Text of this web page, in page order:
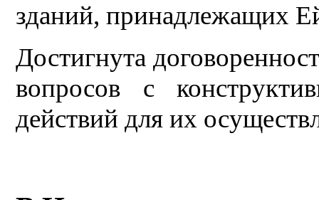
зданий, принадлежащих
Достигнута
вопросов с
действий для их